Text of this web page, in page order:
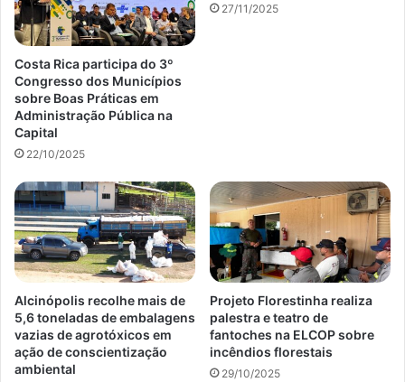
Costa Rica participa do 3º
Congresso dos Municípios
sobre Boas Práticas em
Administração Pública na
Capital
22/10/2025
27/11/2025
Alcinópolis recolhe mais de
5,6 toneladas de embalagens
vazias de agrotóxicos em
ação de conscientização
ambiental
Projeto Florestinha realiza
palestra e teatro de
fantoches na ELCOP sobre
incêndios florestais
29/10/2025